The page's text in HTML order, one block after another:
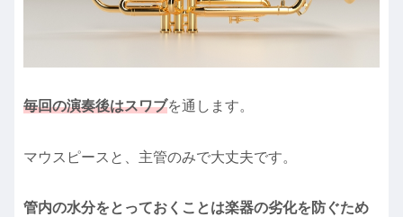
毎回の演奏後はスワブを通します。
マウスピースと、主管のみで大丈夫です。
管内の水分をとっておくことは楽器の劣化を防ぐため